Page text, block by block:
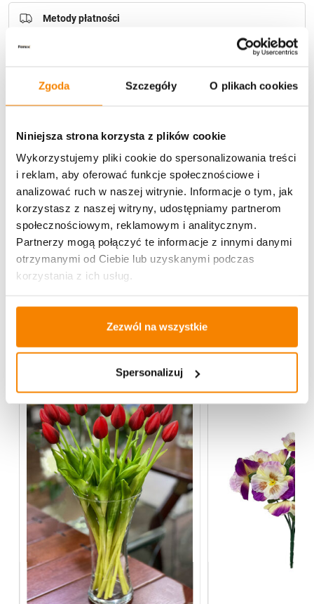
Zgoda Szczegóły O plikach cookies
Niniejsza strona korzysta z plików cookie
Wykorzystujemy pliki cookie do spersonalizowania treści
i reklam, aby oferować funkcje społecznościowe i
analizować ruch w naszej witrynie. Informacje o tym, jak
korzystasz z naszej witryny, udostępniamy partnerom
społecznościowym, reklamowym i analitycznym.
Partnerzy mogą połączyć te informacje z innymi danymi
otrzymanymi od Ciebie lub uzyskanymi podczas
korzystania z ich usług.
Zezwól na wszystkie
Spersonalizuj
Potrzebujesz większą ilość? Zapraszamy do naszej
hurtowniiPrzejdź do hurtowni B2B
Metody płatności
Opis produktu
Specyfikacja
Więcej z kategorii Kwiaty sztuczne